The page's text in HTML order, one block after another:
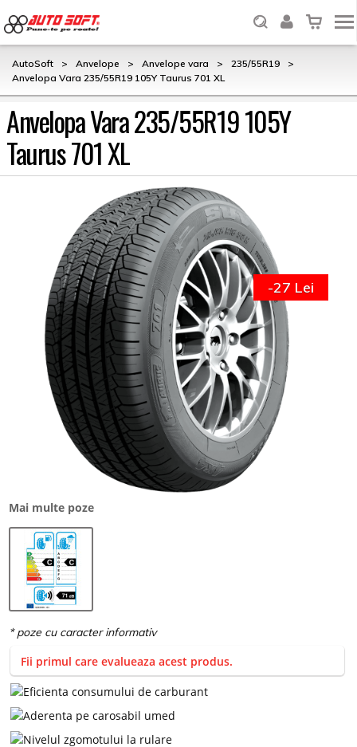
AutoSoft > Anvelope > Anvelope vara > 235/55R19
>
Anvelopa Vara 235/55R19 105Y Taurus 701 XL
Anvelopa Vara 235/55R19 105Y
Taurus 701 XL
Mai multe poze
-27 Lei
Fii primul care evalueaza acest produs.